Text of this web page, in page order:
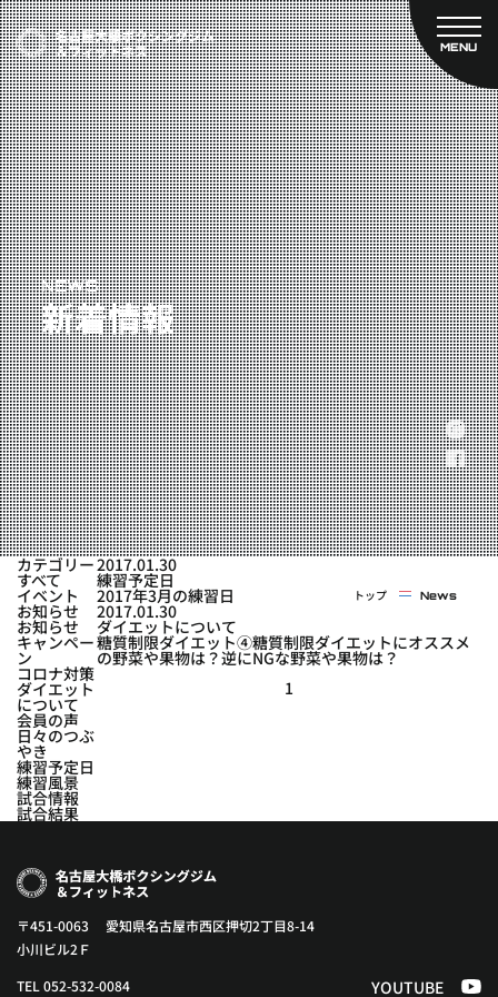
MENU
CLOSE
TOP
新着情報
ご予約
プライベートコース予約
レンタルスタジオ予約
名古屋大橋ボクシングジムについて
大橋弘政プロフィール
スタッフ紹介
料金案内
設備紹介
アクセス
営業時間
トレーナー募集
スポンサー募集
大会チケット購入
キャンペーン
実戦コース
料金システム
よくある質問
フィットネスコース
料金システム
ビフォーアフター
よくある質問
YOUTUBE BLOG
プライバシーポリシー
NEWS
新着情報
トップ News
カテゴリー
すべて
イベント
お知らせ
お知らせ
キャンペー
ン
コロナ対策
ダイエット
について
会員の声
日々のつぶ
やき
練習予定日
練習風景
試合情報
試合結果
2017.01.30
練習予定日
2017年3月の練習日
2017.01.30
ダイエットについて
糖質制限ダイエット④糖質制限ダイエットにオススメ
の野菜や果物は？逆にNGな野菜や果物は？
1
〒451-0063 愛知県名古屋市西区押切2丁目8-14
小川ビル2Ｆ
TEL 052-532-0084
YOUTUBE